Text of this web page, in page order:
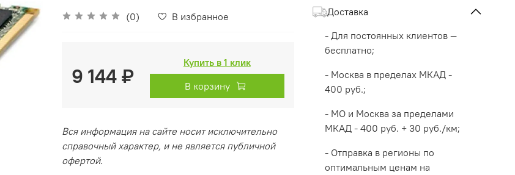
(0) В избранное
9 144 ₽
Купить в 1 клик
В корзину
Вся информация на сайте носит исключительно
справочный характер, и не является публичной
офертой.
Доставка
- Для постоянных клиентов —
бесплатно;
- Москва в пределах МКАД -
400 руб.;
- МО и Москва за пределами
МКАД - 400 руб. + 30 руб./км;
- Отправка в регионы по
оптимальным ценам на